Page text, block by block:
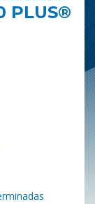
PLUS®